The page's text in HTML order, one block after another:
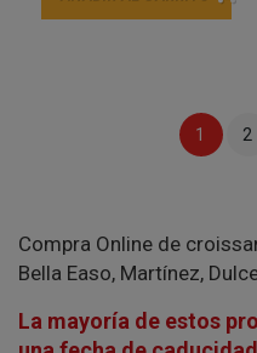
1 2
Compra Online de
Bella Easo, Martínez,
La mayoría de estos